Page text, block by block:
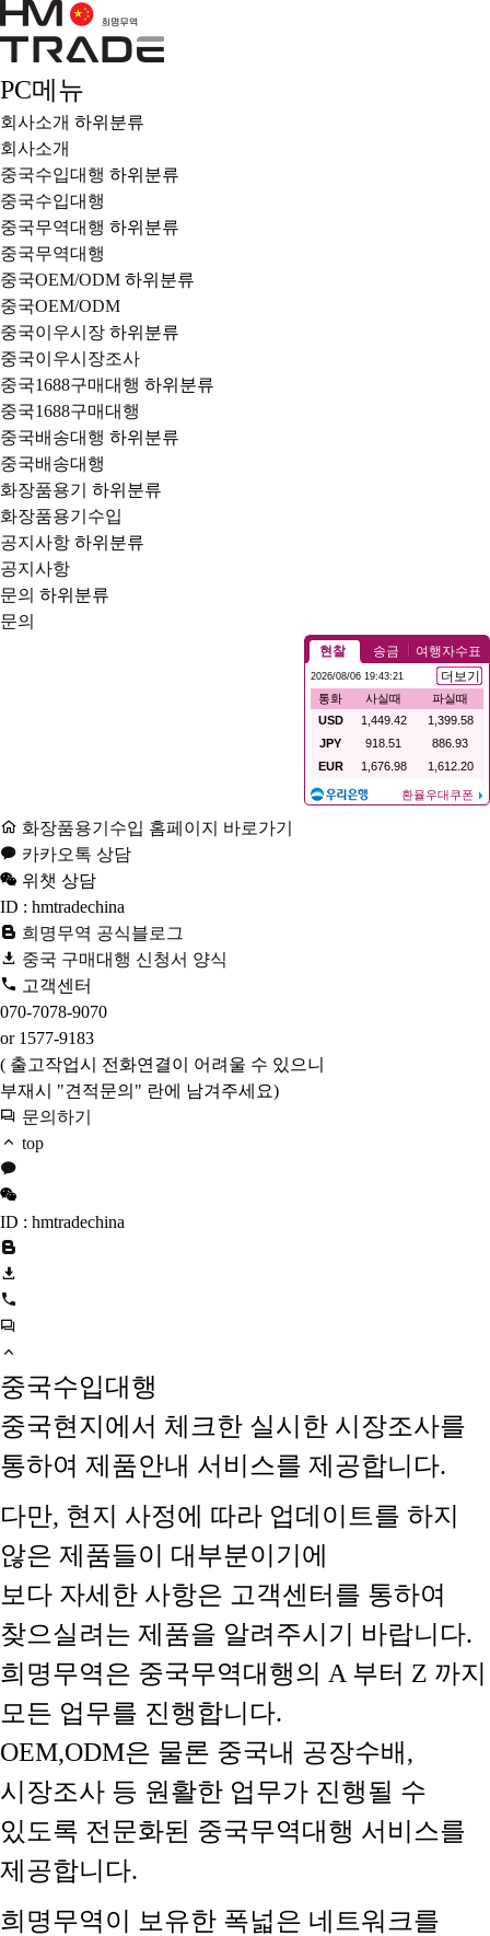
PC메뉴
회사소개 하위분류
회사소개
중국수입대행 하위분류
중국수입대행
중국무역대행 하위분류
중국무역대행
중국OEM/ODM 하위분류
중국OEM/ODM
중국이우시장 하위분류
중국이우시장조사
중국1688구매대행 하위분류
중국1688구매대행
중국배송대행 하위분류
중국배송대행
화장품용기
하위분류
화장품용기수입
공지사항 하위분류
공지사항
문의 하위분류
문의
화장품용기수입 홈페이지 바로가기
카카오톡 상담
위챗 상담
ID : hmtradechina
희명무역 공식블로그
중국 구매대행 신청서 양식
고객센터
070-7078-9070
or 1577-9183
( 출고작업시 전화연결이 어려울 수 있으니
부재시 "견적문의" 란에 남겨주세요)
문의하기
top
ID : hmtradechina
중국수입대행
중국현지에서 체크한 실시한 시장조사를
통하여 제품안내 서비스를 제공합니다.
다만, 현지 사정에 따라 업데이트를 하지
않은 제품들이 대부분이기에
보다 자세한 사항은 고객센터를 통하여
찾으실려는 제품을 알려주시기 바랍니다.
희명무역은 중국무역대행의 A 부터 Z 까지
모든 업무를 진행합니다.
OEM,ODM은 물론 중국내 공장수배,
시장조사 등 원활한 업무가 진행될 수
있도록 전문화된 중국무역대행 서비스를
제공합니다.
희명무역이 보유한 폭넓은 네트워크를